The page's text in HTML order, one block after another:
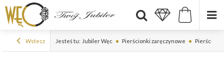
Wstecz Jesteś tu: Jubiler Węc Pierścionki zaręczynowe